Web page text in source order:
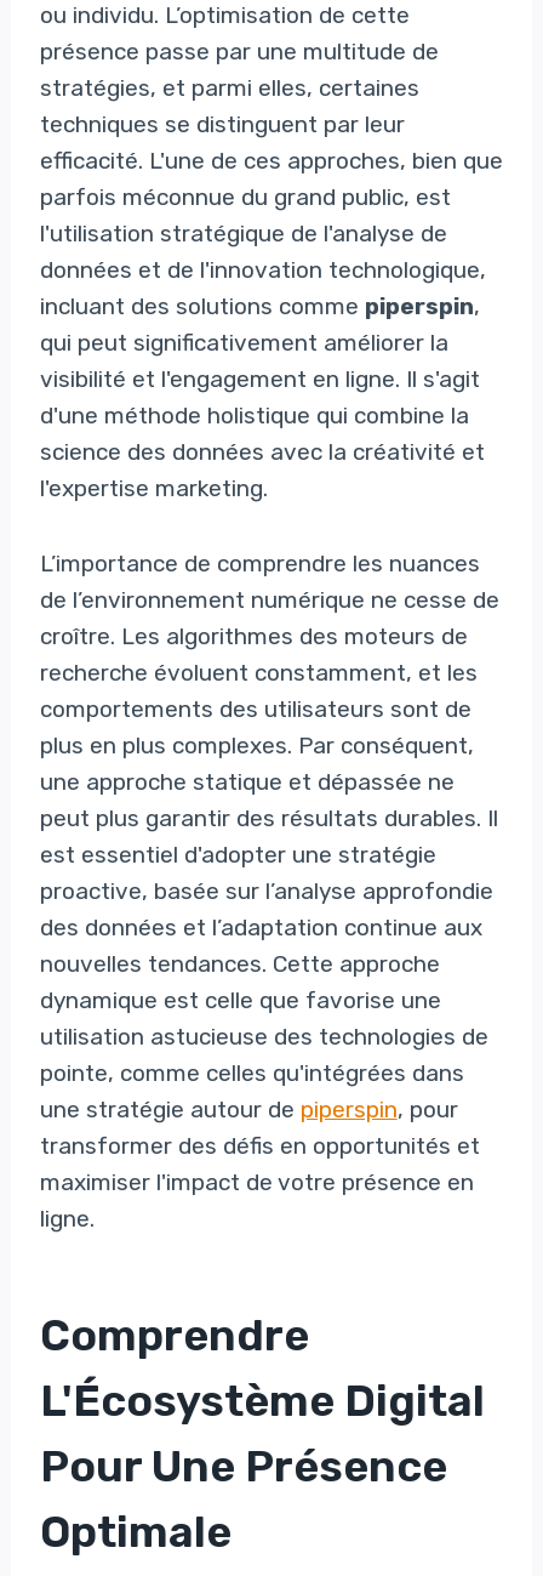
ou individu. L’optimisation de cette
présence passe par une multitude de
stratégies, et parmi elles, certaines
techniques se distinguent par leur
efficacité. L'une de ces approches, bien que
parfois méconnue du grand public, est
l'utilisation stratégique de l'analyse de
données et de l'innovation technologique,
incluant des solutions comme piperspin,
qui peut significativement améliorer la
visibilité et l'engagement en ligne. Il s'agit
d'une méthode holistique qui combine la
science des données avec la créativité et
l'expertise marketing.
L’importance de comprendre les nuances
de l’environnement numérique ne cesse de
croître. Les algorithmes des moteurs de
recherche évoluent constamment, et les
comportements des utilisateurs sont de
plus en plus complexes. Par conséquent,
une approche statique et dépassée ne
peut plus garantir des résultats durables. Il
est essentiel d'adopter une stratégie
proactive, basée sur l’analyse approfondie
des données et l’adaptation continue aux
nouvelles tendances. Cette approche
dynamique est celle que favorise une
utilisation astucieuse des technologies de
pointe, comme celles qu'intégrées dans
une stratégie autour de piperspin, pour
transformer des défis en opportunités et
maximiser l'impact de votre présence en
ligne.
Comprendre
L'Écosystème Digital
Pour Une Présence
Optimale